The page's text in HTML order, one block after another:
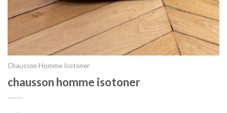
Chausson Homme Isotoner
chausson homme isotoner